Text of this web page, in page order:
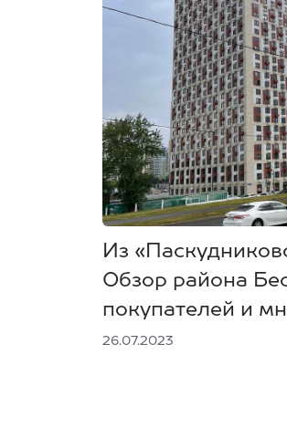
Из
Обзор района
покупателей и
26.07.2023